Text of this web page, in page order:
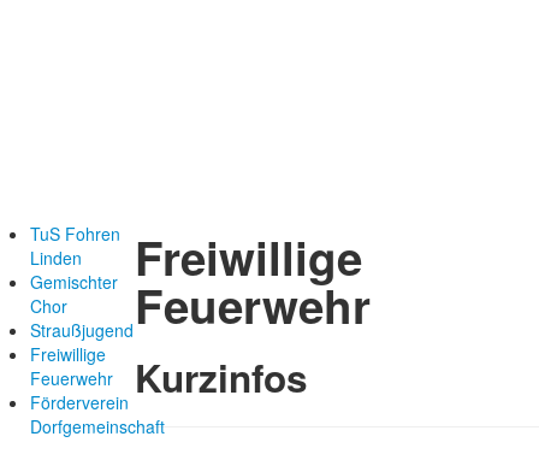
Freiwillige
Feuerwehr
Kurzinfos
TuS Fohren
Linden
Gemischter
Chor
Straußjugend
Freiwillige
Feuerwehr
Förderverein
Dorfgemeinschaft